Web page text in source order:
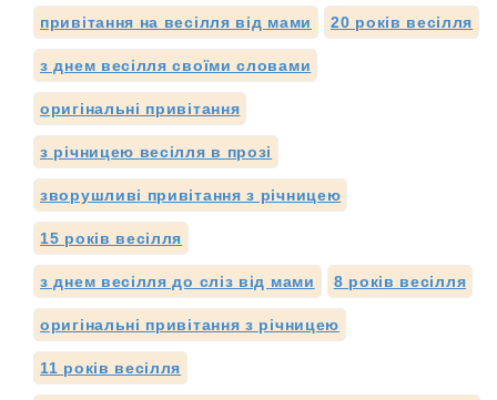
привітання на весілля від мами 20 років весілля
з днем весілля своїми словами
оригінальні привітання
з річницею весілля в прозі
зворушливі привітання з річницею
15 років весілля
з днем весілля до сліз від мами 8 років весілля
оригінальні привітання з річницею
11 років весілля